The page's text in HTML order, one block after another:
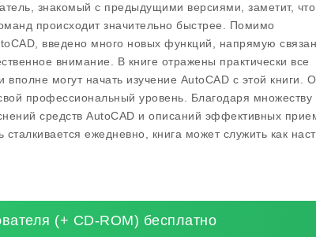
знакомый с предыдущими версиями, заметит, что
происходит значительно быстрее. Помимо
введено много новых функций, напрямую
внимание. В книге отражены практически все
могут начать изучение AutoCAD с этой книги.
профессиональный уровень. Благодаря множеству
средств AutoCAD и описаний эффективных
ежедневно, книга может служить как
(+ CD-ROM) бесплатно